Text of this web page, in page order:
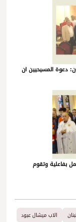
دعوة المسيحيين ان
بفاعلية وتقوم
الاب ميشال عبود